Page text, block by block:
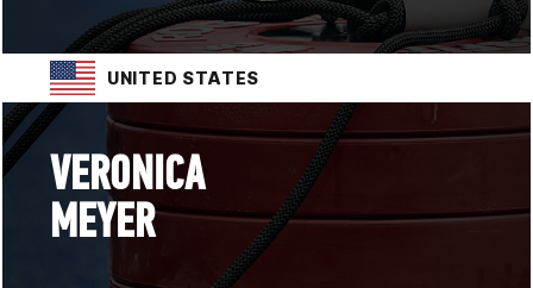
UNITED STATES
VERONICA
MEYER